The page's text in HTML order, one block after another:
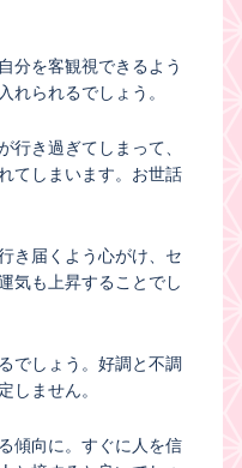
分を客観視できるよう
れられるでしょう。
行き過ぎてしまって、
てしまいます。お世話
き届くよう心がけ、セ
気も上昇することでし
でしょう。好調と不調
しません。
傾向に。すぐに人を信